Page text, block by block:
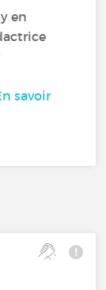
en
savoir